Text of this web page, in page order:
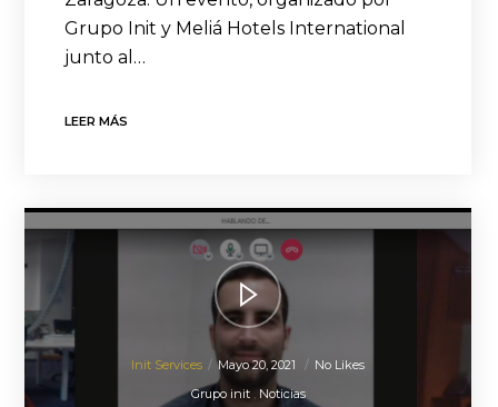
Grupo Init y Meliá Hotels International
junto al…
LEER MÁS
Init Services Mayo 20, 2021
No Likes
Grupo init
Noticias